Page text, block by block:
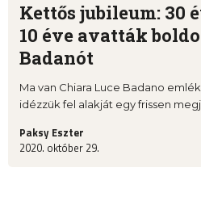
Kettős jubileum: 30
10 éve avatták
Badanót
Ma van Chiara Luce Badano
idézzük fel alakját egy frissen
Paksy Eszter
2020. október 29.